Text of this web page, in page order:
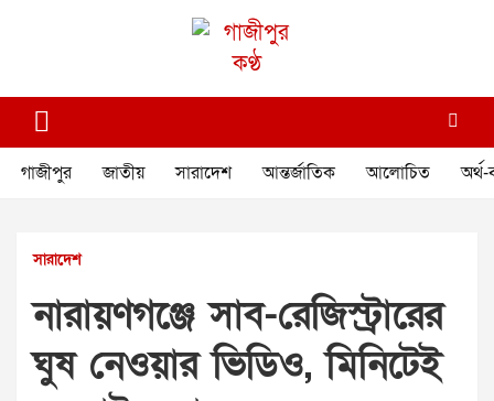
গাজীপুর কণ্ঠ
গাজীপুর জাতীয় সারাদেশ আন্তর্জাতিক আলোচিত অর্থ-
সারাদেশ
নারায়ণগঞ্জে সাব-রেজিস্ট্রারের
ঘুষ নেওয়ার ভিডিও, মিনিটেই